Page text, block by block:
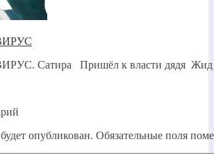
Сатира Пришёл к власти дядя Жид
опубликован. Обязательные поля